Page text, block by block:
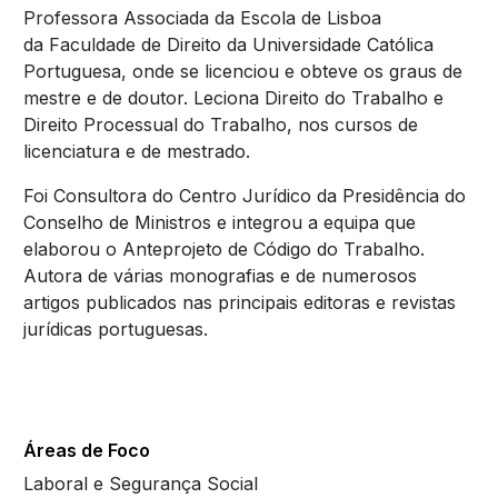
Professora Associada da Escola de Lisboa
da Faculdade de Direito da Universidade Católica
Portuguesa, onde se licenciou e obteve os graus de
mestre e de doutor. Leciona Direito do Trabalho e
Direito Processual do Trabalho, nos cursos de
licenciatura e de mestrado.
Foi Consultora do Centro Jurídico da Presidência do
Conselho de Ministros e integrou a equipa que
elaborou o Anteprojeto de Código do Trabalho.
Autora de várias monografias e de numerosos
artigos publicados nas principais editoras e revistas
jurídicas portuguesas.
Áreas de Foco
Laboral e Segurança Social